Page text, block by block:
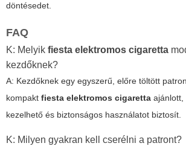
döntésedet.
FAQ
K: Melyik fiesta elektromos cigaretta
kezdőknek?
A: Kezdőknek egy egyszerű, előre töltött
kompakt fiesta elektromos cigaretta ajánlott,
kezelhető és biztonságos használatot biztosít.
K: Milyen gyakran kell cserélni a patront?